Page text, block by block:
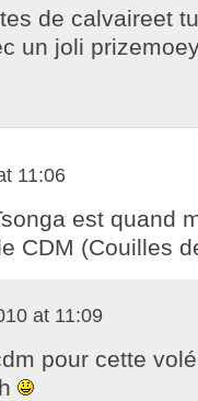
de calvaireet
un joli
11:06
est quand
CDM (Couilles
at 11:09
pour cette